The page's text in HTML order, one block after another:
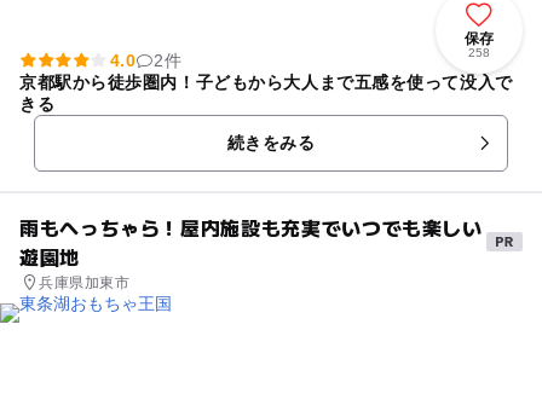
保存
258
4.0
2件
京都駅から徒歩圏内！子どもから大人まで五感を使って没入で
きる
続きをみる
雨もへっちゃら！屋内施設も充実でいつでも楽しい
遊園地
兵庫県加東市